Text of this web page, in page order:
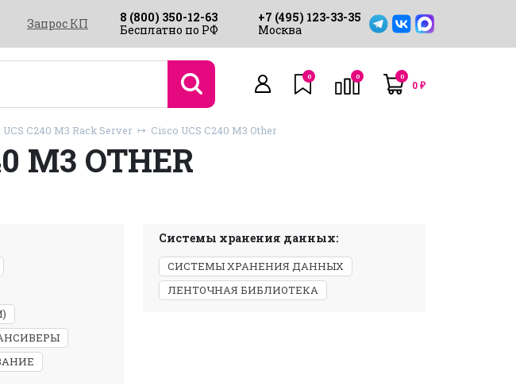
Запрос КП
8 (800) 350-12-63
Бесплатно по РФ
+7 (495) 123-33-35
Москва
0 0 0
0₽
C240 M3 Rack Server Cisco UCS C240 M3 Other
M3 OTHER
Системы хранения данных:
СИСТЕМЫ ХРАНЕНИЯ ДАННЫХ
ЛЕНТОЧНАЯ БИБЛИОТЕКА